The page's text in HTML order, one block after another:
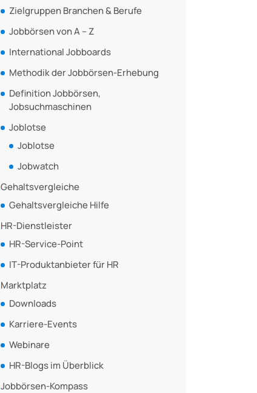
Zielgruppen Branchen & Berufe
Jobbörsen von A – Z
International Jobboards
Methodik der Jobbörsen-Erhebung
Definition Jobbörsen,
Jobsuchmaschinen
Joblotse
Joblotse
Jobwatch
Gehaltsvergleiche
Gehaltsvergleiche Hilfe
HR-Dienstleister
HR-Service-Point
IT-Produktanbieter für HR
Marktplatz
Downloads
Karriere-Events
Webinare
HR-Blogs im Überblick
Jobbörsen-Kompass